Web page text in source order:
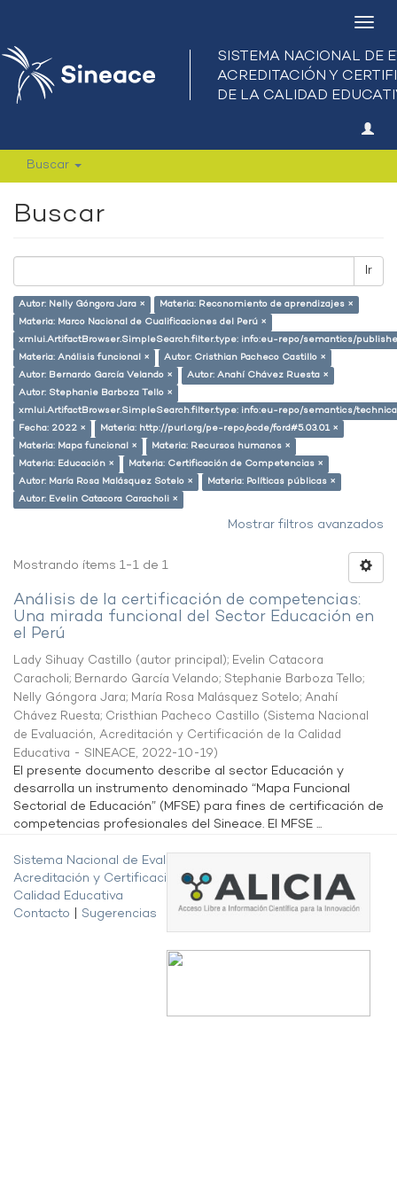
Buscar
Buscar
Ir
Autor: Nelly Góngora Jara ×
Materia: Reconomiento de aprendizajes ×
Materia: Marco Nacional de Cualificaciones del Perú ×
xmlui.ArtifactBrowser.SimpleSearch.filter.type: info:eu-repo/semantics/
Materia: Análisis funcional ×
Autor: Cristhian Pacheco Castillo ×
Autor: Bernardo García Velando ×
Autor: Anahí Chávez Ruesta ×
Autor: Stephanie Barboza Tello ×
xmlui.ArtifactBrowser.SimpleSearch.filter.type: info:eu-repo/semantics/
Fecha: 2022 ×
Materia: http://purl.org/pe-repo/ocde/ford#5.03.01 ×
Materia: Mapa funcional ×
Materia: Recursos humanos ×
Materia: Educación ×
Materia: Certificación de Competencias ×
Autor: María Rosa Malásquez Sotelo ×
Materia: Políticas públicas ×
Autor: Evelin Catacora Caracholi ×
Mostrar filtros avanzados
Mostrando ítems 1-1 de 1
Análisis de la certificación de competencias:
Una mirada funcional del Sector Educación en
el Perú
Lady Sihuay Castillo (autor principal); Evelin Catacora
Caracholi; Bernardo García Velando; Stephanie Barboza Tello;
Nelly Góngora Jara; María Rosa Malásquez Sotelo; Anahí
Chávez Ruesta; Cristhian Pacheco Castillo (Sistema Nacional
de Evaluación, Acreditación y Certificación de la Calidad
Educativa - SINEACE, 2022-10-19)
El presente documento describe al sector Educación y
desarrolla un instrumento denominado “Mapa Funcional
Sectorial de Educación” (MFSE) para fines de certificación de
competencias profesionales del Sineace. El MFSE ...
Sistema Nacional de Evaluación,
Acreditación y Certificación de la
Calidad Educativa
Contacto
Sugerencias